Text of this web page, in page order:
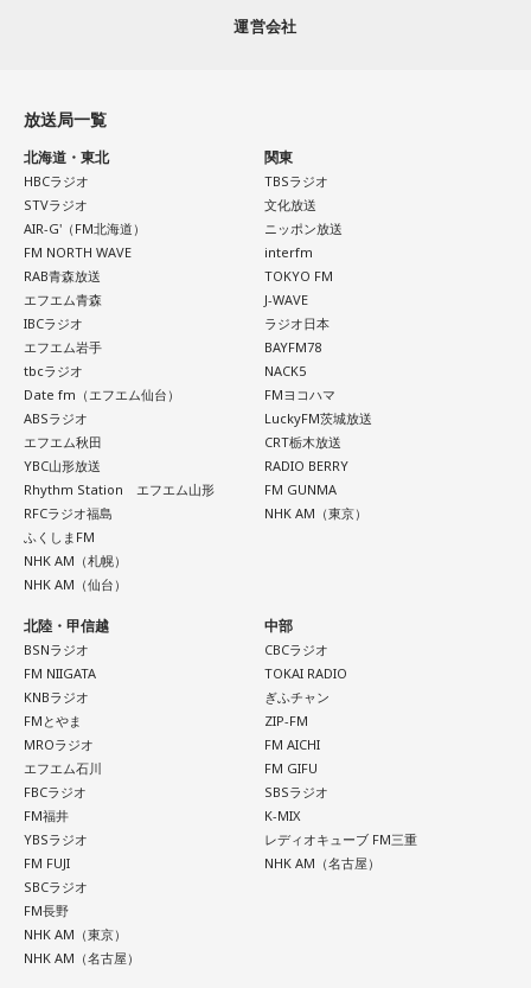
ただし、財布を新調したからといって金運の上昇が保証され
寅の日は、金運にまつわる吉日として紹介されることが多い
ため、宝くじを購入するタイミングとして意識する人もいま
す。
一方で、宝くじの当選を保証するものではありません。「縁
起の良い日に買いたい」という気持ちから、暦を参考にする
人もいるという考え方です。
■2026年8月8日に旅行へ行くのは？
寅の日は、「千里行って千里帰る」という言い伝えから、旅
行や出張にも縁起が良い日とされています。
夏休み期間中ということもあり、旅行や帰省を予定している
人にとっては、暦を意識するきっかけになるかもしれませ
ん。
もちろん、安全な旅行のためには、天候や交通情報を確認
し、余裕を持ったスケジュールを立てることが何より大切で
す。
■2026年8月8日に向いているとされること
2026年8月8日は、寅の日と先勝が重なる日です。暦を意識す
る人の中には、次のような予定をこの日に合わせる人もいま
す。
・財布を新調する、または使い始める
・銀行口座を開設する
・旅行や帰省、出張へ出発する
最高の演奏を、本当にありがとうございました。（埼玉県 18
＊
大森：ありがとうございます！ 花火すごかったですね！
若井：すごかったよ！ ステージからの景色も花火も最高でし
たけれど。
藤澤：そうだよね！
大森：「ダーリン」で、本編ラストで花火が上がるというの
は結構すごいです。「ケセラセラ」って今まででも花火が上
がったりというか、大きい演出ってすごく親和性があると思
うのだけれど。
「ダーリン」でというのはやっぱりミュージックビデオがあ
あいう感じだったから、すごくみんな受け入れられるという
か良かったのかなと思うのだけれど。バラード曲で花火って
結構僕の中では「おー、そっかそうか」となって。演出チー
ムと話を進めていったんだよね！
若井：めちゃくちゃ素敵だったね！
大森：プレイリストも公開されていますので、ぜひ聴いてほ
しいね！
藤澤：楽しんでください！
若井：ありがとう！
（写真左から）Mrs. GREEN APPLE大森元貴、藤澤涼架、若
井滉斗
運営会社
放送局一覧
北海道・東北
HBCラジオ
STVラジオ
AIR-G'（FM北海道）
FM NORTH WAVE
RAB青森放送
エフエム青森
IBCラジオ
エフエム岩手
tbcラジオ
Date fm（エフエム仙台）
ABSラジオ
エフエム秋田
YBC山形放送
Rhythm Station エフエム山形
RFCラジオ福島
ふくしまFM
NHK AM（札幌）
NHK AM（仙台）
関東
TBSラジオ
文化放送
ニッポン放送
interfm
TOKYO FM
J-WAVE
ラジオ日本
BAYFM78
NACK5
FMヨコハマ
LuckyFM茨城放送
CRT栃木放送
RADIO BERRY
FM GUNMA
NHK AM（東京）
北陸・甲信越
BSNラジオ
FM NIIGATA
KNBラジオ
FMとやま
MROラジオ
エフエム石川
FBCラジオ
FM福井
YBSラジオ
FM FUJI
SBCラジオ
FM長野
NHK AM（東京）
NHK AM（名古屋）
中部
CBCラジオ
TOKAI RADIO
ぎふチャン
ZIP-FM
FM AICHI
FM GIFU
SBSラジオ
K-MIX
レディオキューブ FM三重
NHK AM（名古屋）